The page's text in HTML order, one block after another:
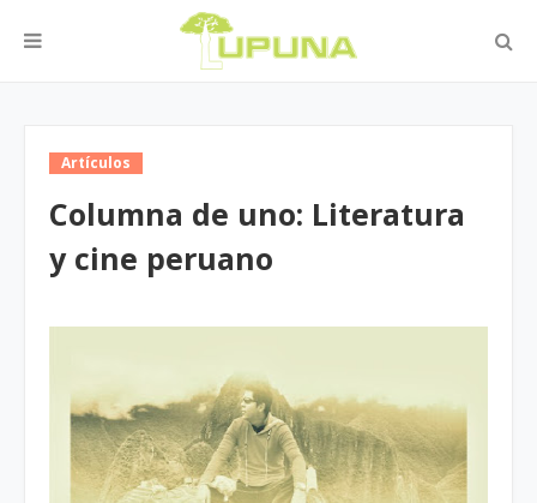
Artículos
Columna de uno: Literatura
y cine peruano